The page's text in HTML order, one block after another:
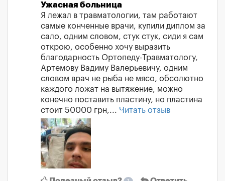
Ужасная больница
Я лежал в травматологии, там работают
самые конченные врачи, купили диплом за
сало, одним словом, стук стук, сиди я сам
открою, особенно хочу выразить
благодарность Ортопеду-Травматологу,
Артемову Вадиму Валерьевичу, одним
словом врач не рыба не мясо, обсолютно
каждого ложат на вытяжение, можно
конечно поставить пластину, но пластина
стоит 50000 грн,... Читать отзыв